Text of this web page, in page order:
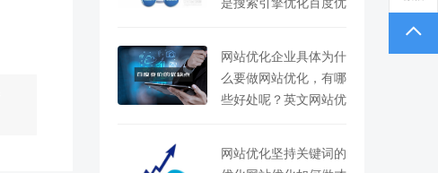
是搜索引擎优化百度优
网站优化企业具体为什
么要做网站优化，有哪
些好处呢？英文网站优
网站优化坚持关键词的